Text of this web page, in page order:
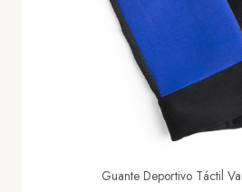
Guante Deportivo Táctil